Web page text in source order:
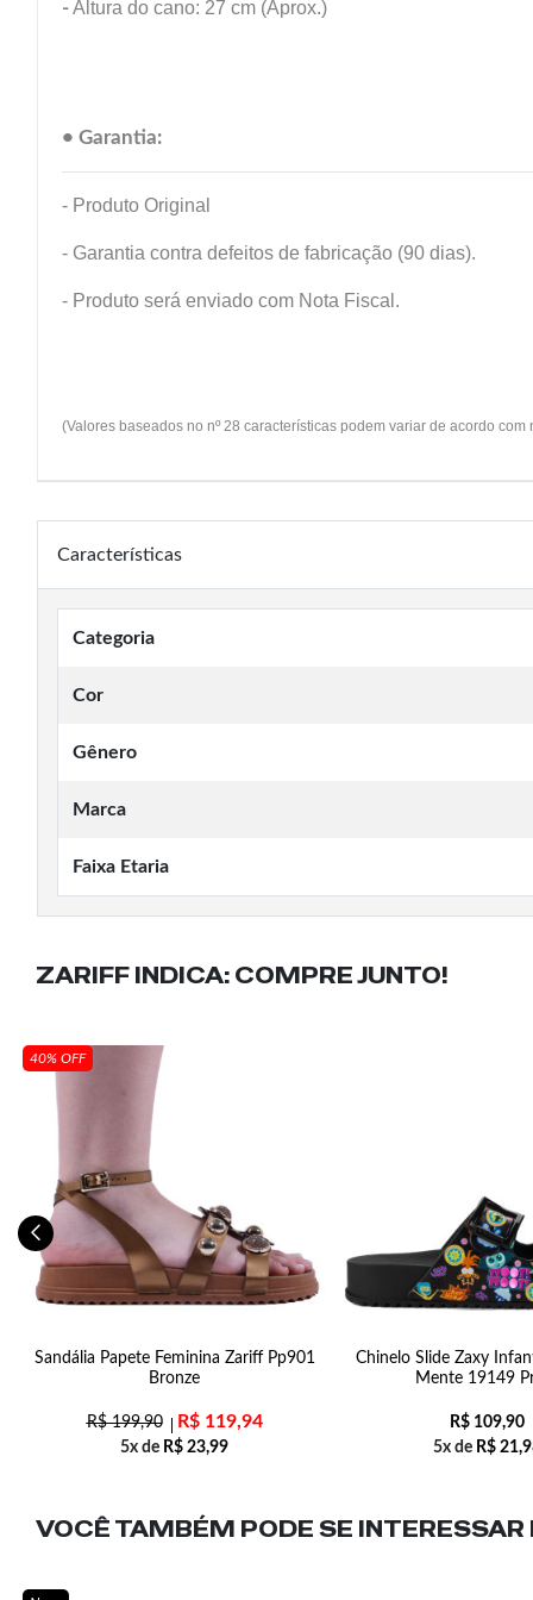
-Altura do cano: 27 cm (Aprox.)
• Garantia:
- Produto Original
- Garantia contra defeitos de fabricação (90 dias).
- Produto será enviado com Nota Fiscal.
(Valores baseados no nº 28 características podem variar de acordo com
Características
Categoria
Cor
Gênero
Marca
Faixa Etaria
ZARIFF INDICA: COMPRE JUNTO!
40% OFF
Sandália Papete Feminina Zariff Pp901
Bronze
R$199,90 R$119,94
5x de R$ 23,99
Chinelo Slide Zaxy
Mente 19149
R$ 109,90
5x de R$
VOCÊ TAMBÉM PODE SE